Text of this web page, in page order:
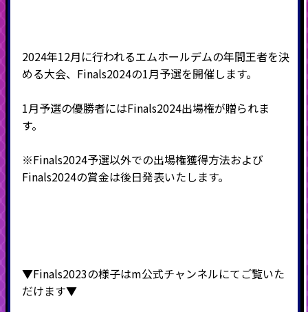
2024年12月に行われるエムホールデムの年間王者を決
める大会、Finals2024の1月予選を開催します。
1月予選の優勝者にはFinals2024出場権が贈られま
す。
※Finals2024予選以外での出場権獲得方法および
Finals2024の賞金は後日発表いたします。
▼Finals2023の様子はm公式チャンネルにてご覧いた
だけます▼